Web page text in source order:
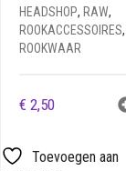
HEADSHOP, RAW,
ROOKACCESSOIRES,
ROOKWAAR
€ 2,50
Toevoegen aan